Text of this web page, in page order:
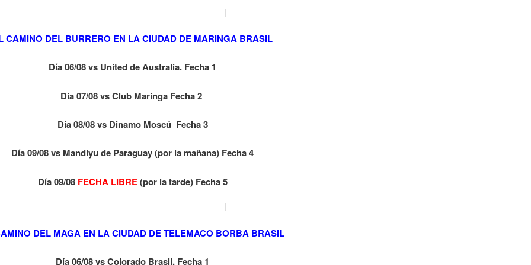
CAMINO DEL BURRERO EN LA CIUDAD DE MARINGA BRASIL
Día 06/08 vs United de Australia. Fecha 1
Dia 07/08 vs Club Maringa Fecha 2
Día 08/08 vs Dinamo Moscú Fecha 3
Día 09/08 vs Mandiyu de Paraguay (por la mañana) Fecha 4
Día 09/08 FECHA LIBRE(por la tarde) Fecha 5
DEL MAGA EN LA CIUDAD DE TELEMACO BORBA BRASIL
Día 06/08 vs Colorado Brasil. Fecha 1